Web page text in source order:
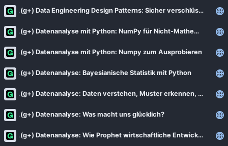
(g+) Data Engineering Design Patterns: Sicher verschlüsseln in der Datenpipeline
(g+) Datenanalyse mit Python: NumPy für Nicht-Mathematiker
(g+) Datenanalyse mit Python: Numpy zum Ausprobieren
(g+) Datenanalyse: Bayesianische Statistik mit Python
(g+) Datenanalyse: Daten verstehen, Muster erkennen, Vorhersagen machen
(g+) Datenanalyse: Was macht uns glücklich?
(g+) Datenanalyse: Wie Prophet wirtschaftliche Entwicklungen vorhersagt